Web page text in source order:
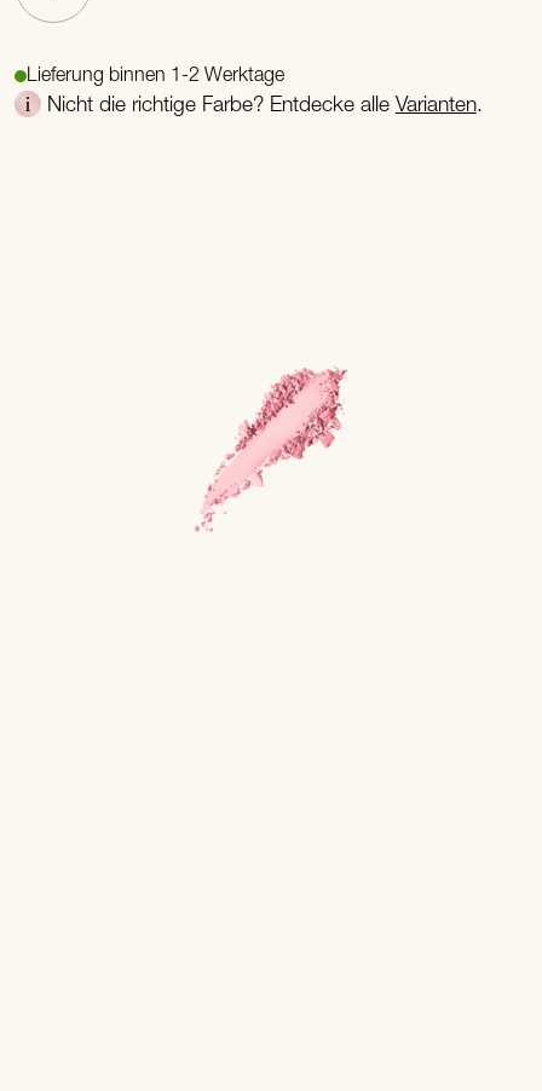
Lieferung binnen 1-2 Werktage
Nicht die richtige Farbe? Entdecke alle Varianten.